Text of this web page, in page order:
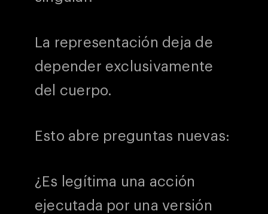
La representación deja de
depender exclusivamente
del cuerpo.
Esto abre preguntas nuevas:
¿Es legítima una acción
ejecutada por una versión